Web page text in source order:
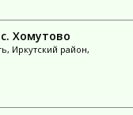
Хомутово
Иркутский район,